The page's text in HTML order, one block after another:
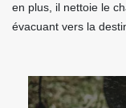
en plus, il nettoie le
évacuant vers la